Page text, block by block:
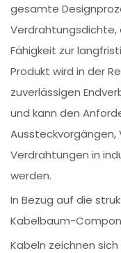
gesamte
Fähigkeit zur
Produkt wird in der
zuverlässigen
und kann den
Aussteckvorgängen,
Verdrahtungen in
werden.
In Bezug auf die
Kabelbaum-
Kabeln zeichnen